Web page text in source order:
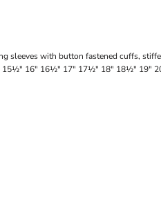
sleeves with button fastened cuffs,
15½" 16" 16½" 17" 17½" 18" 18½" 19"